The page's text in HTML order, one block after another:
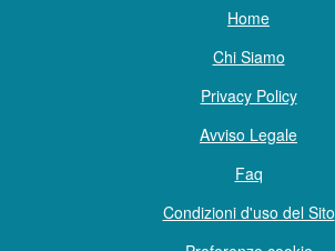
Home
Chi Siamo
Privacy Policy
Avviso Legale
Faq
Condizioni d'uso del Sito